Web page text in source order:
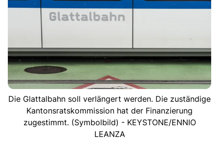
Die Glattalbahn soll verlängert werden. Die zuständige
Kantonsratskommission hat der Finanzierung
zugestimmt. (Symbolbild) - KEYSTONE/ENNIO
LEANZA